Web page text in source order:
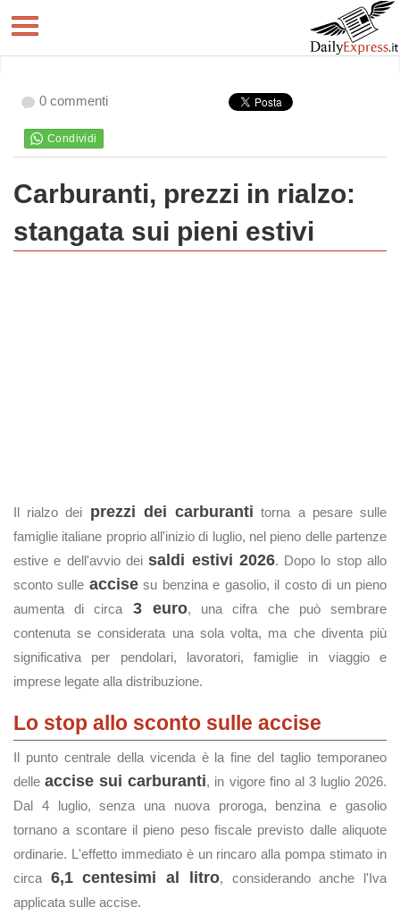
0 commenti
Carburanti, prezzi in rialzo:
stangata sui pieni estivi
Il rialzo dei prezzi dei carburanti torna a pesare sulle
famiglie italiane proprio all'inizio di luglio, nel pieno delle partenze
estive e dell'avvio deisaldi estivi 2026. Dopo lo stop allo
sconto sulle accisesu benzina e gasolio, il costo di un pieno
aumenta di circa 3 euro, una cifra che può sembrare
contenuta se considerata una sola volta, ma che diventa più
significativa per pendolari, lavoratori, famiglie in viaggio e
imprese legate alla distribuzione.
Lo stop allo sconto sulle accise
Il punto centrale della vicenda è la fine del taglio temporaneo
delleaccise sui carburanti, in vigore fino al 3 luglio 2026.
Dal 4 luglio, senza una nuova proroga, benzina e gasolio
tornano a scontare il pieno peso fiscale previsto dalle aliquote
ordinarie. L'effetto immediato è un rincaro alla pompa stimato in
circa 6,1 centesimi al litro, considerando anche l'Iva
applicata sulle accise.